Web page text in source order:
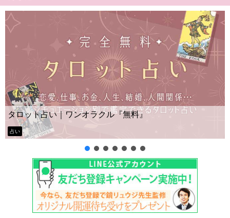
クル『無料』
Yes No占い｜無料タロ
ー？